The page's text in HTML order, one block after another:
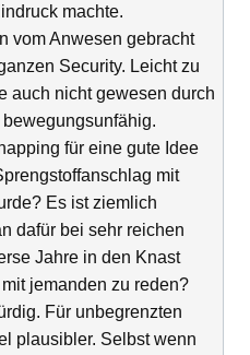
machte.
vom Anwesen gebracht
Security. Leicht zu
auch nicht gewesen durch
für eine gute Idee
mit
Es ist ziemlich
dafür bei sehr reichen
Jahre in den Knast
jemanden zu reden?
Für unbegrenzten
plausibler. Selbst wenn